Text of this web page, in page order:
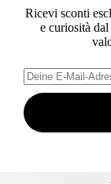
Ricevi sconti
e curiosità